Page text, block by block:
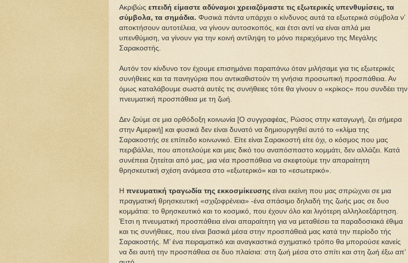
Ακριβώς επειδή είμαστε αδύναμοι χρειαζόμαστε τις εξωτερικές υπενθυμίσεις, τα
σύμβολα, τα σημάδια. Φυσικά πάντα υπάρχει ο κίνδυνος αυτά τα εξωτερικά σύμβολα ν’
αποκτήσουν αυτοτέλεια, να γίνουν αυτοσκοπός, και έτσι αντί να είναι απλά μια
υπενθύμιση, να γίνουν για την κοινή αντίληψη το μόνο περιεχόμενο της Μεγάλης
Σαρακοστής.
Αυτόν τον κίνδυνο τον έχουμε επισημάνει παραπάνω όταν μιλήσαμε για τις εξωτερικές
συνήθειες και τα πανηγύρια που αντικαθιστούν τη γνήσια προσωπική προσπάθεια. Αν
όμως καταλάβουμε σωστά αυτές τις συνήθειες τότε θα γίνουν ο «κρίκος» που συνδέει την
πνευματική προσπάθεια με τη ζωή.
Δεν ζούμε σε μια ορθόδοξη κοινωνία [Ο συγγραφέας, Ρώσος στην καταγωγή, ζει σήμερα
στην Αμερική] και φυσικά δεν είναι δυνατό να δημιουργηθεί αυτό το «κλίμα της
Σαρακοστής σε επίπεδο κοινωνικό. Είτε είναι Σαρακοστή είτε όχι, ο κόσμος που μας
περιβάλλει, που αποτελούμε και μεις δικό του αναπόσπαστο κομμάτι, δεν αλλάζει. Κατά
συνέπεια ζητείται από μας, μια νέα προσπάθεια να σκεφτούμε την απαραίτητη
θρησκευτική σχέση ανάμεσα στο «εξωτερικό» και το «εσωτερικό».
Η πνευματική τραγωδία της εκκοσμίκευσης είναι εκείνη που μας σπρώχνει σε μια
πραγματική θρησκευτική «σχιζοφρένεια» -ένα σπάσιμο δηλαδή της ζωής μας σε δυο
κομμάτια: το θρησκευτικό και το κοσμικό, που έχουν όλο και λιγότερη αλληλοεξάρτηση.
Έτσι η πνευματική προσπάθεια είναι απαραίτητη για να μεταθέσει τα παραδοσιακά έθιμα
και τις συνήθειες, που είναι βασικά μέσα στην προσπάθειά μας κατά την περίοδο τής
Σαρακοστής. Μ’ ένα πειραματικό και αναγκαστικά σχηματικό τρόπο θα μπορούσε κανείς
να δει αυτή την προσπάθεια σε δυο πλαίσια: στη ζωή μέσα στο σπίτι και στη ζωή έξω απ’